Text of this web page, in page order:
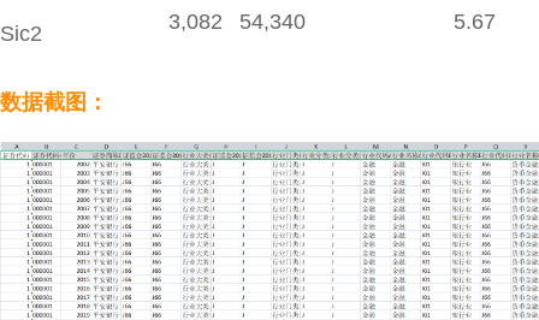
Sic2 3,082 54,340 5.67
数据截图：